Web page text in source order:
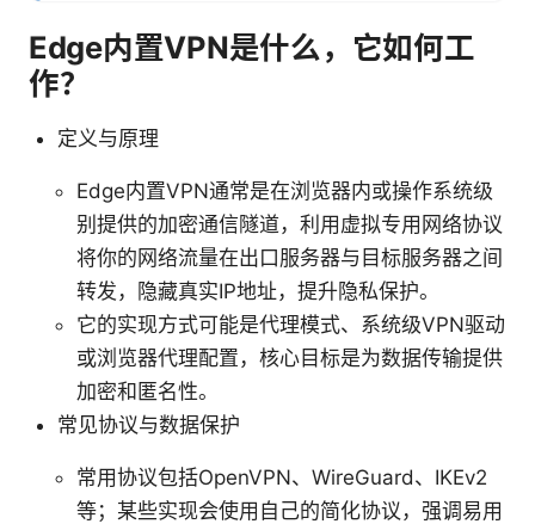
Edge内置VPN是什么，它如何工
作？
定义与原理
Edge内置VPN通常是在浏览器内或操作系统级
别提供的加密通信隧道，利用虚拟专用网络协议
将你的网络流量在出口服务器与目标服务器之间
转发，隐藏真实IP地址，提升隐私保护。
它的实现方式可能是代理模式、系统级VPN驱动
或浏览器代理配置，核心目标是为数据传输提供
加密和匿名性。
常见协议与数据保护
常用协议包括OpenVPN、WireGuard、IKEv2
等；某些实现会使用自己的简化协议，强调易用